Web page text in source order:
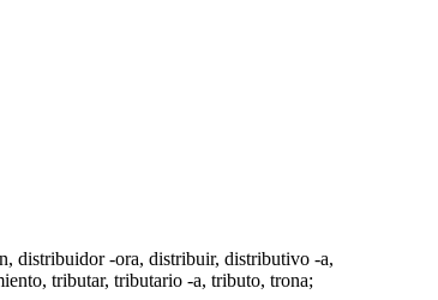
, distribuidor -ora, distribuir, distributivo -a,
, tributar, tributario -a, tributo, trona;